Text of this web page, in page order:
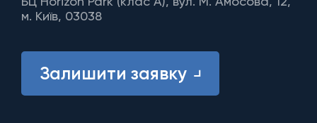
м. Київ, 03038
Залишити заявку